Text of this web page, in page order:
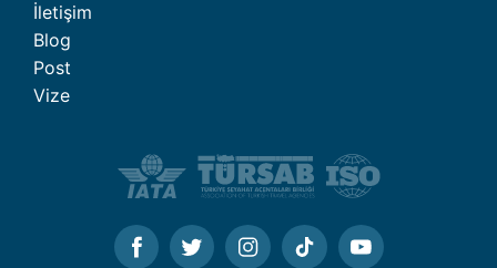
İletişim
Blog
Post
Vize